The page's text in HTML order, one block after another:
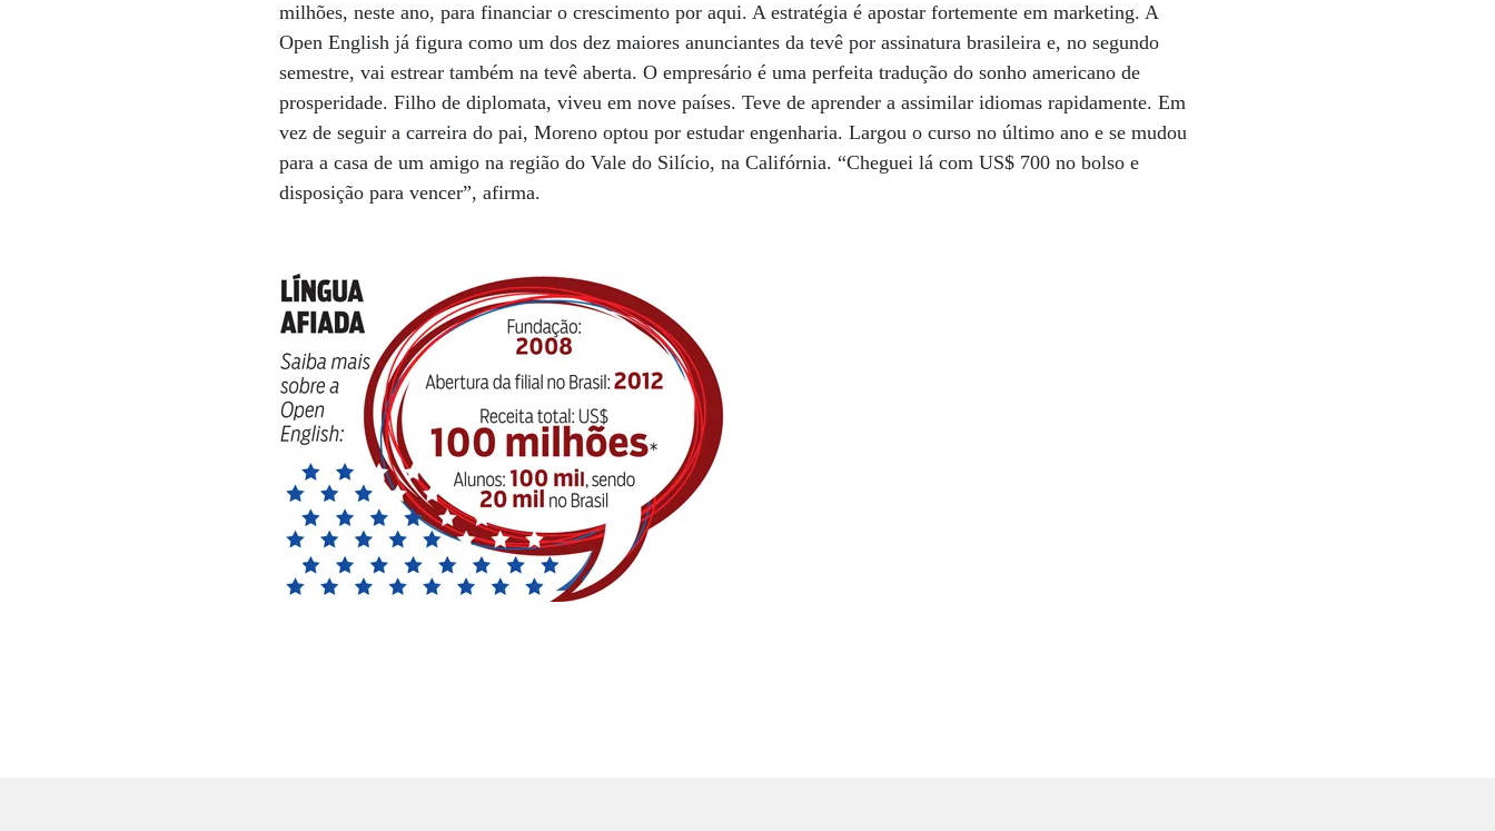
milhões, neste ano, para financiar o crescimento por aqui. A estratégia é apostar fortemente em marketing. A
Open English já figura como um dos dez maiores anunciantes da tevê por assinatura brasileira e, no segundo
semestre, vai estrear também na tevê aberta. O empresário é uma perfeita tradução do sonho americano de
prosperidade. Filho de diplomata, viveu em nove países. Teve de aprender a assimilar idiomas rapidamente. Em
vez de seguir a carreira do pai, Moreno optou por estudar engenharia. Largou o curso no último ano e se mudou
para a casa de um amigo na região do Vale do Silício, na Califórnia. “Cheguei lá com US$ 700 no bolso e
disposição para vencer”, afirma.